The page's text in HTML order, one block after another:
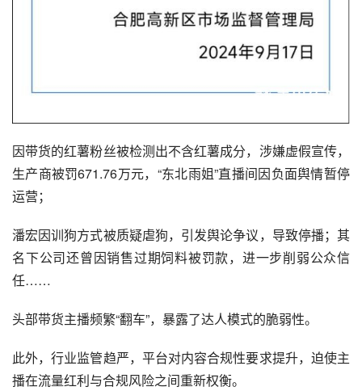
因带货的红薯粉丝被检测出不含红薯成分，涉嫌虚假宣传，
生产商被罚671.76万元，“东北雨姐”直播间因负面舆情暂停
运营；
潘宏因训狗方式被质疑虐狗，引发舆论争议，导致停播；其
名下公司还曾因销售过期饲料被罚款，进一步削弱公众信
任……
头部带货主播频繁“翻车”，暴露了达人模式的脆弱性。
此外，行业监管趋严，平台对内容合规性要求提升，迫使主
播在流量红利与合规风险之间重新权衡。